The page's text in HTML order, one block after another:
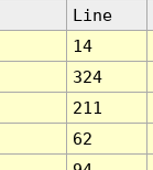
Line
14
324
211
62